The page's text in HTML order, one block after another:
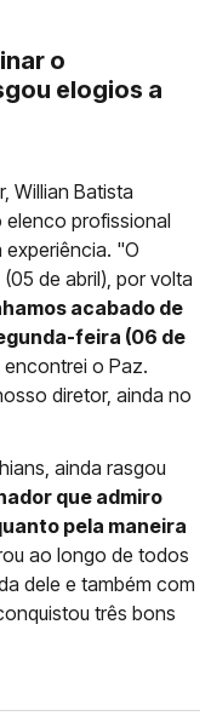
o
elogios a
Willian Batista
profissional
"O
de abril), por volta
acabado de
feira (06 de
encontrei o Paz.
diretor, ainda no
ainda rasgou
que admiro
pela maneira
ao longo de todos
dele e também com
três bons